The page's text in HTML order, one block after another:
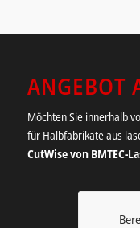
ANGEBOT
Möchten Sie innerhalb
für Halbfabrikate aus
CutWise von BMTEC-